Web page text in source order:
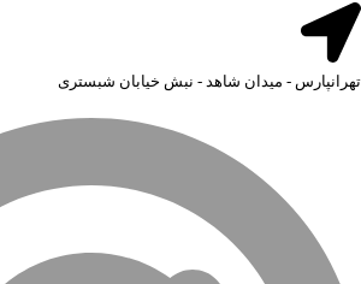
تهرانپارس - میدان شاهد - نبش خیابان شبستری